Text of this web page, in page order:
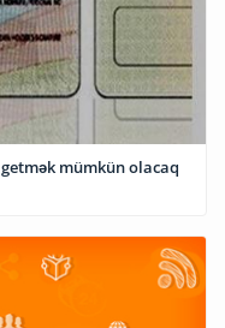
Yeni nəsil şəxsiyyət vəsiqələrilə xaricə getmək mümkün olacaq